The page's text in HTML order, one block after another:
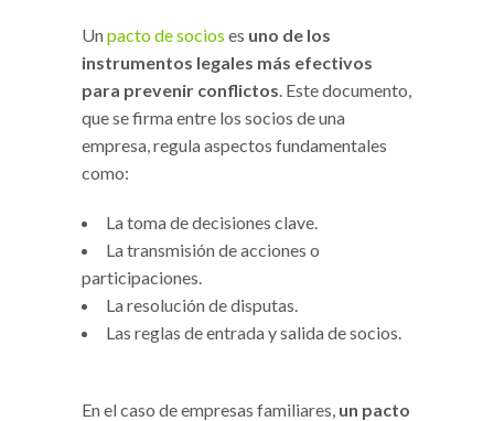
Unpacto de socios es uno de los
instrumentos legales más efectivos
para prevenir conflictos. Este documento,
que se firma entre los socios de una
empresa, regula aspectos fundamentales
como:
La toma de decisiones clave.
La transmisión de acciones o
participaciones.
La resolución de disputas.
Las reglas de entrada y salida de socios.
En el caso de empresas familiares, un pacto